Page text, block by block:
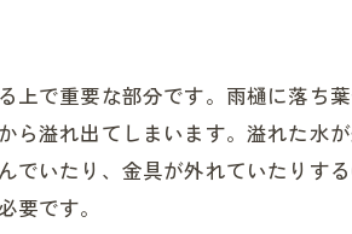
で重要な部分です。雨樋に落ち
ら溢れ出てしまいます。溢れた水
いたり、金具が外れていたりす
です。